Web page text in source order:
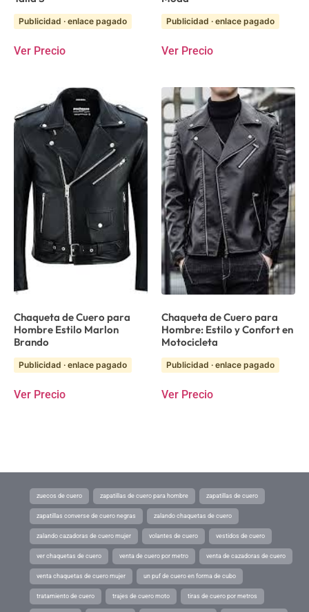
Publicidad · enlace pagado
Ver Precio
Publicidad · enlace pagado
Ver Precio
Chaqueta de Cuero para
Hombre Estilo Marlon
Brando
Publicidad · enlace pagado
Ver Precio
Chaqueta de Cuero para
Hombre: Estilo y Confort en
Motocicleta
Publicidad · enlace pagado
Ver Precio
zuecos de cuero zapatillas de cuero para hombre zapatillas de cuero
zapatillas converse de cuero negras zalando chaquetas de cuero
zalando cazadoras de cuero mujer volantes de cuero vestidos de cuero
ver chaquetas de cuero venta de cuero por metro venta de cazadoras de cuero
venta chaquetas de cuero mujer un puf de cuero en forma de cubo
tratamiento de cuero trajes de cuero moto tiras de cuero por metros